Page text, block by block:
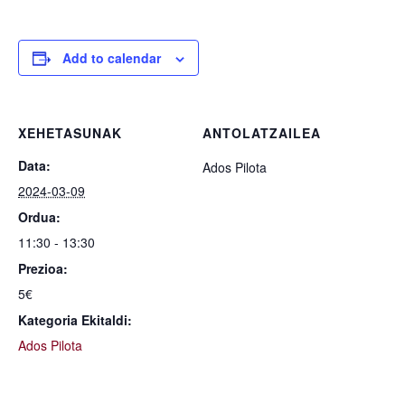
Add to calendar
XEHETASUNAK
Data:
2024-03-09
Ordua:
11:30 - 13:30
Prezioa:
5€
Kategoria Ekitaldi:
Ados Pilota
ANTOLATZAILEA
Ados Pilota